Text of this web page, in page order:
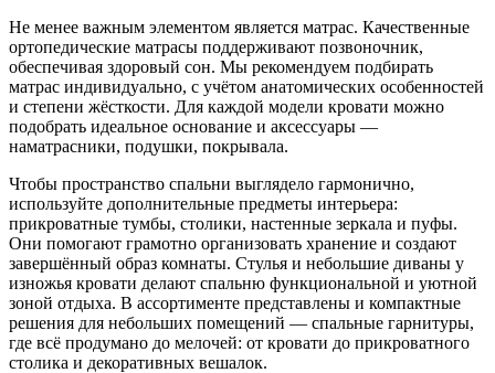
Не менее важным элементом является матрас. Качественные
ортопедические матрасы поддерживают позвоночник,
обеспечивая здоровый сон. Мы рекомендуем подбирать
матрас индивидуально, с учётом анатомических особенностей
и степени жёсткости. Для каждой модели кровати можно
подобрать идеальное основание и аксессуары —
наматрасники, подушки, покрывала.
Чтобы пространство спальни выглядело гармонично,
используйте дополнительные предметы интерьера:
прикроватные тумбы, столики, настенные зеркала и пуфы.
Они помогают грамотно организовать хранение и создают
завершённый образ комнаты. Стулья и небольшие диваны у
изножья кровати делают спальню функциональной и уютной
зоной отдыха. В ассортименте представлены и компактные
решения для небольших помещений — спальные гарнитуры,
где всё продумано до мелочей: от кровати до прикроватного
столика и декоративных вешалок.